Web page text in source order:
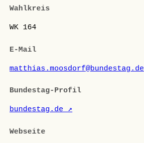
Wahlkreis
WK 164
E-Mail
matthias.moosdorf@bundestag.de
Bundestag-Profil
bundestag.de ↗
Webseite